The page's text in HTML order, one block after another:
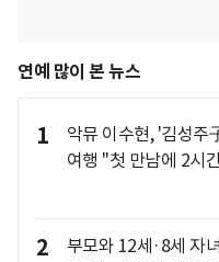
연예 많이 본 뉴스
1
악뮤 이수현, '김성주
여행 "첫 만남에 2시
2
부모와 12세·8세 자